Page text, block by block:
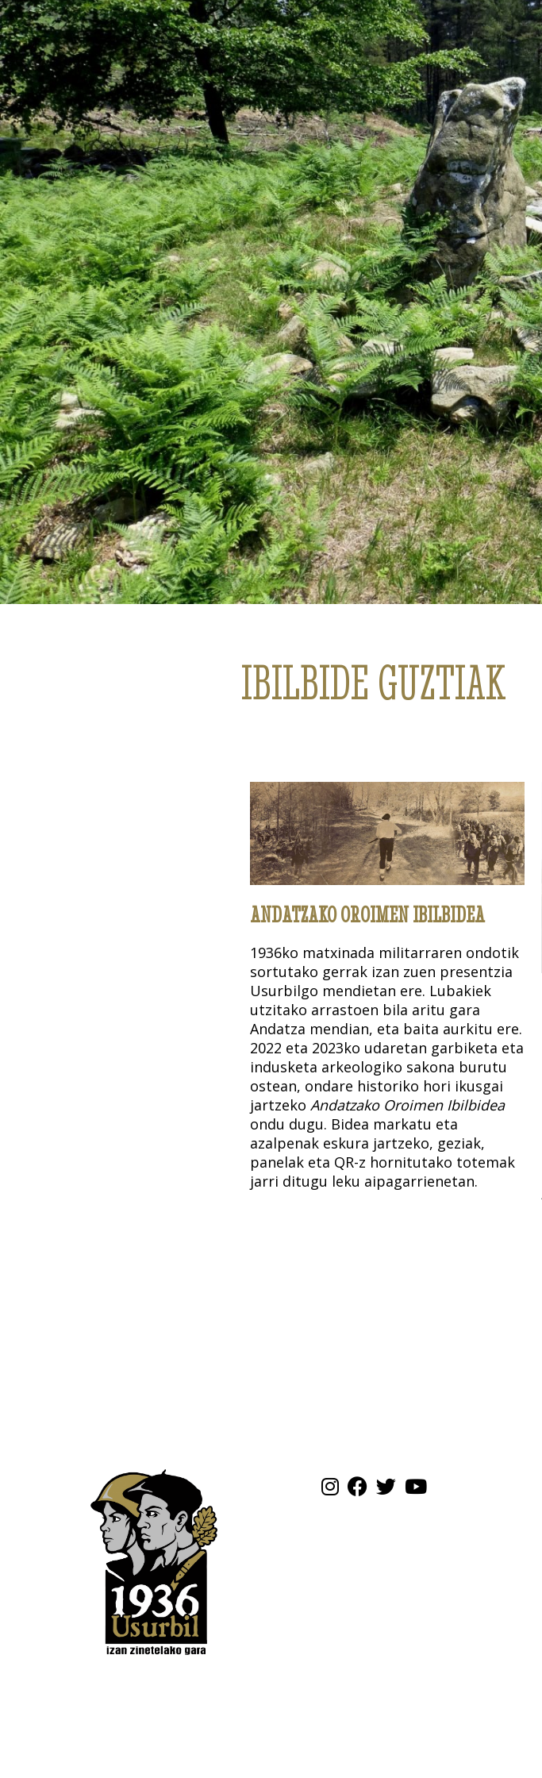
IBILBIDE GUZTIAK
ANDATZAKO OROIMEN IBILBIDEA
1936ko matxinada militarraren ondotik
sortutako gerrak izan zuen presentzia
Usurbilgo mendietan ere. Lubakiek
utzitako arrastoen bila aritu gara
Andatza mendian, eta baita aurkitu ere.
2022 eta 2023ko udaretan garbiketa eta
indusketa arkeologiko sakona burutu
ostean, ondare historiko hori ikusgai
jartzeko Andatzako Oroimen Ibilbidea
ondu dugu. Bidea markatu eta
azalpenak eskura jartzeko, geziak,
panelak eta QR-z hornitutako totemak
jarri ditugu leku aipagarrienetan.